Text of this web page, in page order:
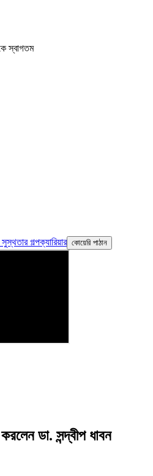
স্বাগতম
সুস্থতার গল্পক্যারিয়ার কোয়েরি পাঠান
ডা. সন্দ্বীপ ধাবন